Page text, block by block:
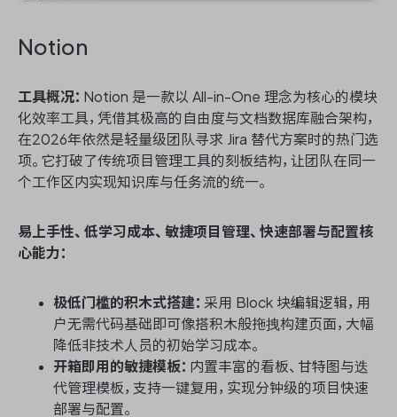
Notion
工具概况： Notion 是一款以 All-in-One 理念为核心的模块
化效率工具，凭借其极高的自由度与文档数据库融合架构，
在2026年依然是轻量级团队寻求 Jira 替代方案时的热门选
项。它打破了传统项目管理工具的刻板结构，让团队在同一
个工作区内实现知识库与任务流的统一。
易上手性、低学习成本、敏捷项目管理、快速部署与配置核
心能力：
极低门槛的积木式搭建： 采用 Block 块编辑逻辑，用
户无需代码基础即可像搭积木般拖拽构建页面，大幅
降低非技术人员的初始学习成本。
开箱即用的敏捷模板： 内置丰富的看板、甘特图与迭
代管理模板，支持一键复用，实现分钟级的项目快速
部署与配置。